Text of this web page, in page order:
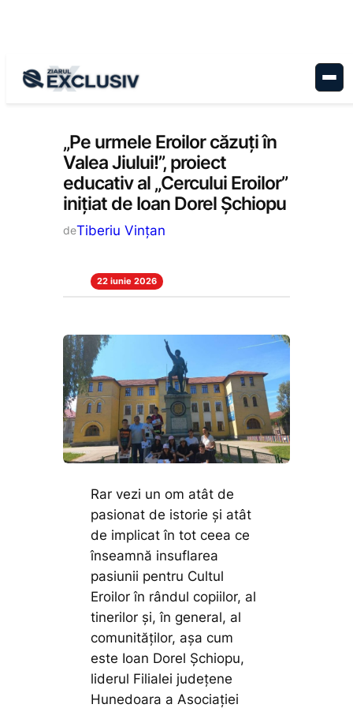
Educație, Stiri la zi
„Pe urmele Eroilor căzuți în
Valea Jiului!”, proiect
educativ al „Cercului Eroilor”
inițiat de Ioan Dorel Șchiopu
deTiberiu Vințan
22 iunie 2026
Rar vezi un om atât de
pasionat de istorie și atât
de implicat în tot ceea ce
înseamnă insuflarea
pasiunii pentru Cultul
Eroilor în rândul copiilor, al
tinerilor și, în general, al
comunităților, așa cum
este Ioan Dorel Șchiopu,
liderul Filialei județene
Hunedoara a Asociației